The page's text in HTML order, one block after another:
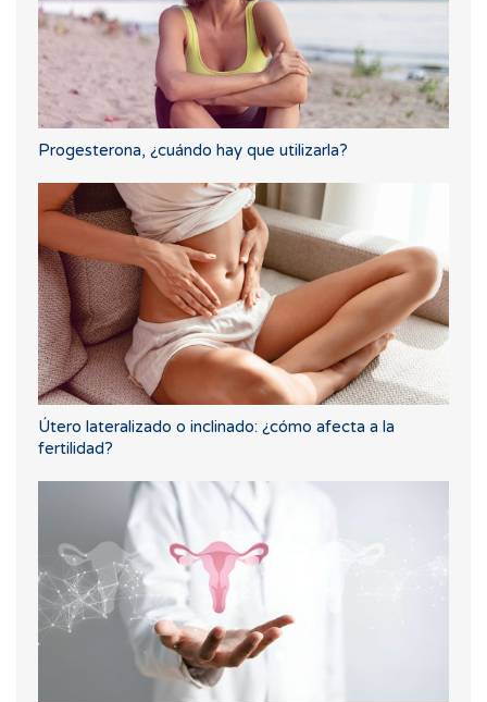
Progesterona, ¿cuándo hay que utilizarla?
Útero lateralizado o inclinado: ¿cómo afecta a la
fertilidad?